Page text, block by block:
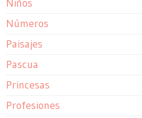
Niños
Números
Paisajes
Pascua
Princesas
Profesiones